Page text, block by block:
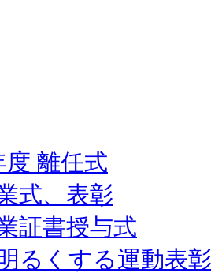
度 離任式
式、表彰
証書授与式
るくする運動表